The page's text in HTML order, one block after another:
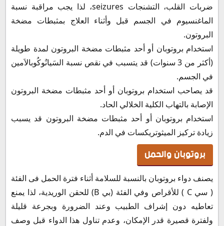
ضربات القلب، التشنجات seizures، لذا يجب مراقبة نسبة
الماغنسيوم في الجسم قبل وأثناء العلاج بمثبطات مضخة
البروتون.
استخدام بروتوبان أو أحد مثبطات مضخة البروتون لمدة طويلة
(أكثر من 3 سنوات) قد يتسبب في نقص نسبة السَيانُوكُوبالاَمين
في الجسم.
قد يصاحب استخدام بروتوبان أو أحد مثبطات مضخة البروتون
الإصابة بالتهاب الكلية الخلالي الحاد.
استخدام بروتوبان أو أحد مثبطات مضخة البروتون قد يسبب
زيادة تركيز الميثوتريكسات في الدم.
بروتوبان والحمل
يصنف دواء بروتوبان بالنسبة للسلامة أثناء فترة الحمل فى الفئة
( سي C ) للأقراص وفي الفئة (بي B) للحقن الوريدية، لذا يمنع
تعاطيه دون إشراف الطبيب وعند الضرورة وبجرعة قليلة
ولفترة قصيرة قدر الإمكان، وعدم تناول هذا الدواء قبل وصف